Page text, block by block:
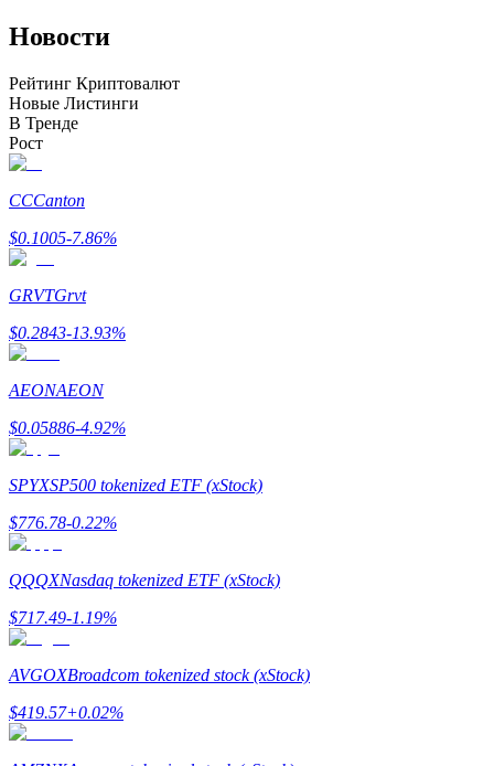
Анализ больших данных, включая торговую информацию
и т. д.
Гид
Руководство для начинающих по фьючерсам
Узнайте, как оставаться прибыльным
Новости
Рейтинг Криптовалют
Новые Листинги
В Тренде
Рост
CCCanton
$0.1005-7.86%
GRVTGrvt
$0.2843-13.93%
AEONAEON
$0.05886-4.92%
SPYXSP500 tokenized ETF (xStock)
$776.78-0.22%
QQQXNasdaq tokenized ETF (xStock)
$717.49-1.19%
AVGOXBroadcom tokenized stock (xStock)
$419.57+0.02%